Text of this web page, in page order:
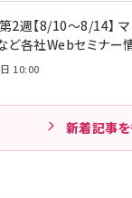
2週【8/10～8/14】 マ
ど各社Webセミナー
10:00
新着記事を